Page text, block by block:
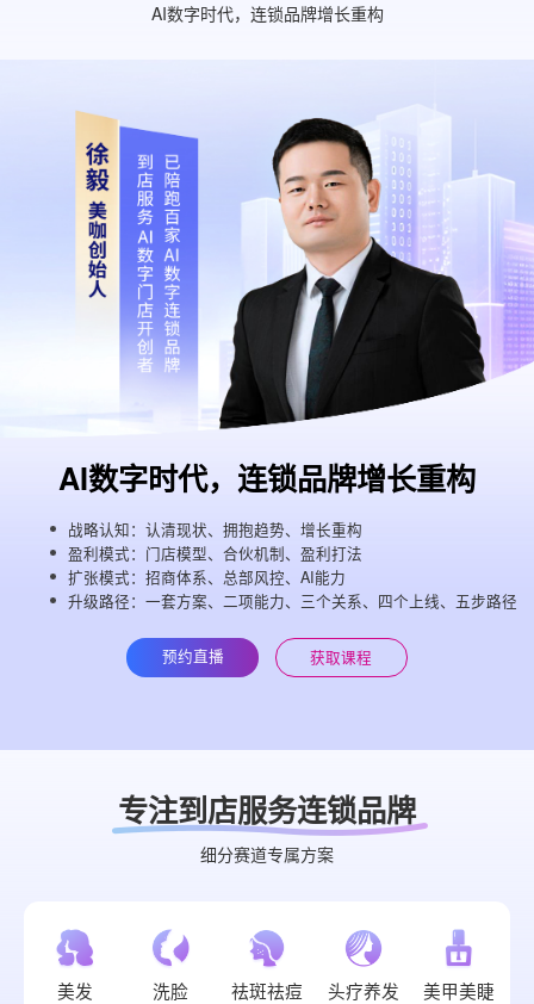
AI数字时代，连锁品牌增长重构
AI数字时代，连锁品牌增长重构
战略认知：认清现状、拥抱趋势、增长重构
盈利模式：门店模型、合伙机制、盈利打法
扩张模式：招商体系、总部风控、AI能力
升级路径：一套方案、二项能力、三个关系、四个上线、五步路径
预约直播 获取课程
专注到店服务连锁品牌
细分赛道专属方案
美发 洗脸 祛斑祛痘 头疗养发 美甲美睫